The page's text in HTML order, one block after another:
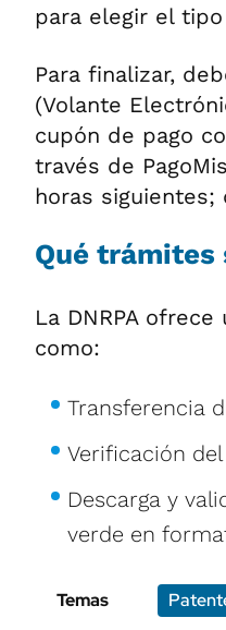
para elegir el
Para finalizar,
(Volante
cupón de pago
través de
horas siguientes;
Qué trámites
La DNRPA
como:
Transferencia
Verificación
Descarga y
verde en
Temas